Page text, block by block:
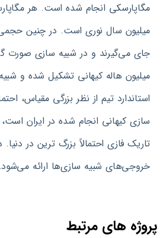
مگاپارسکی انجام شده است. هر
میلیون سال نوری است. در چنین
جای می‌گیرند و در شبیه‌ سازی صورت
میلیون هاله کیهانی تشکیل شده و
استاندارد تیم از نظر بزرگی مقیاس،
سازی کیهانی انجام شده در ایران
تاریک فازی احتمالاً بزرگ‌ ترین در
خروجی‌های شبیه‌ سازی‌ها ارائه می‌شود.
پروژه های مرتبط